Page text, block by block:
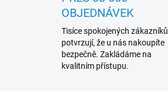
OBJEDNÁVEK
Tisíce spokojených zákazníků
potvrzují, že u nás nakoupíte
bezpečně. Zakládáme na
kvalitním přístupu.